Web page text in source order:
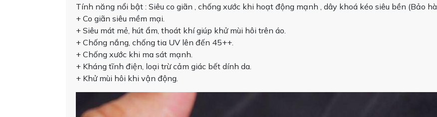
Tính năng nổi bật : Siêu co giãn , chống xước khi hoạt động mạnh , dây khoá kéo siêu bền (Bảo
+ Co giãn siêu mềm mại.
+ Siêu mát mẻ, hút ẩm, thoát khí giúp khử mùi hôi trên áo.
+ Chống nắng, chống tia UV lên đến 45++.
+ Chống xước khi ma sát mạnh.
+ Kháng tĩnh điện, loại trừ cảm giác bết dính da.
+ Khử mùi hôi khi vận động.